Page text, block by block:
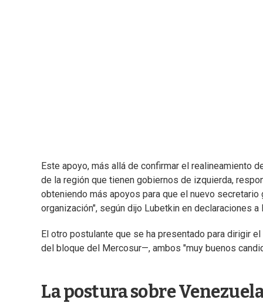
Este apoyo, más allá de confirmar el realineamiento
de la región que tienen gobiernos de izquierda,
obteniendo más apoyos para que el nuevo
organización", según dijo Lubetkin en declaraciones a
El otro postulante que se ha presentado para dirigir
del bloque del Mercosur—, ambos "muy buenos
La postura sobre